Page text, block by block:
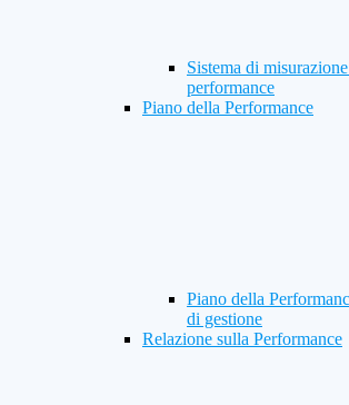
Sistema di
performance
Piano della Performance
Piano della
di gestione
Relazione sulla Performance